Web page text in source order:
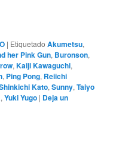
| Etiquetado Akumetsu,
her Pink Gun, Buronson,
,Kaiji Kawaguchi,
, Ping Pong, Reiichi
Kato,Sunny,Taiyo
,Yuki Yugo | Deja un